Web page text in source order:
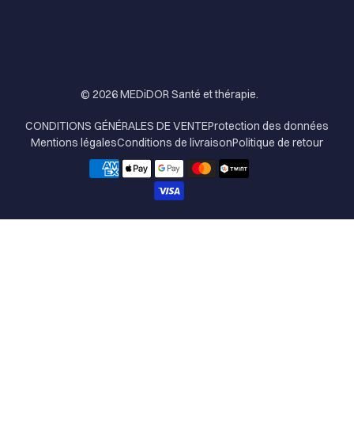
© 2026MEDiDOR Santé et thérapie.
CONDITIONS GÉNÉRALES DE VENTEProtection des données
Mentions légalesConditions de livraisonPolitique de retour